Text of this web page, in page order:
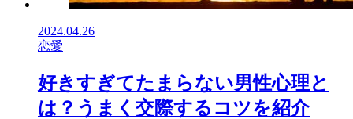
2024.04.26
恋愛
好きすぎてたまらない男性心理と
は？うまく交際するコツを紹介